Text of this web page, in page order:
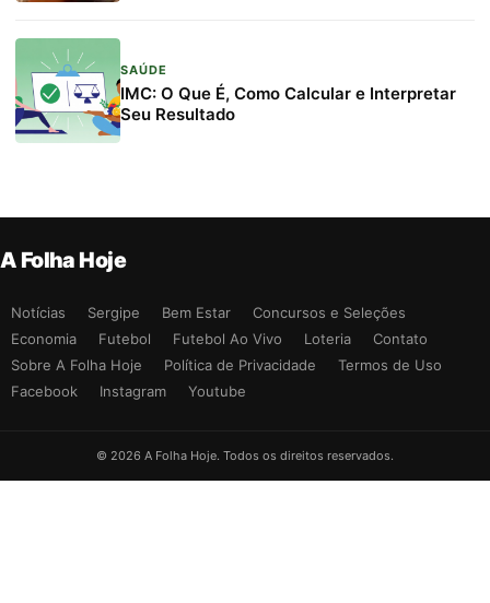
SAÚDE
IMC: O Que É, Como Calcular e Interpretar
Seu Resultado
A Folha Hoje
Notícias Sergipe Bem Estar
Concursos e Seleções
Economia
Futebol Futebol Ao Vivo Loteria
Contato
Sobre A Folha Hoje
Política de Privacidade
Termos de Uso
Facebook
Instagram Youtube
© 2026 A Folha Hoje. Todos os direitos reservados.